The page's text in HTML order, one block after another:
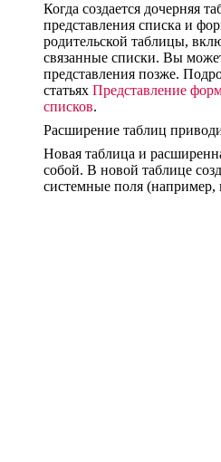
Когда создается дочерняя
представления списка и
родительской таблицы,
связанные списки. Вы
представления позже.
статьях Представление
списков.
Расширение таблиц
Новая таблица и
собой. В новой таблице
системные поля (например,